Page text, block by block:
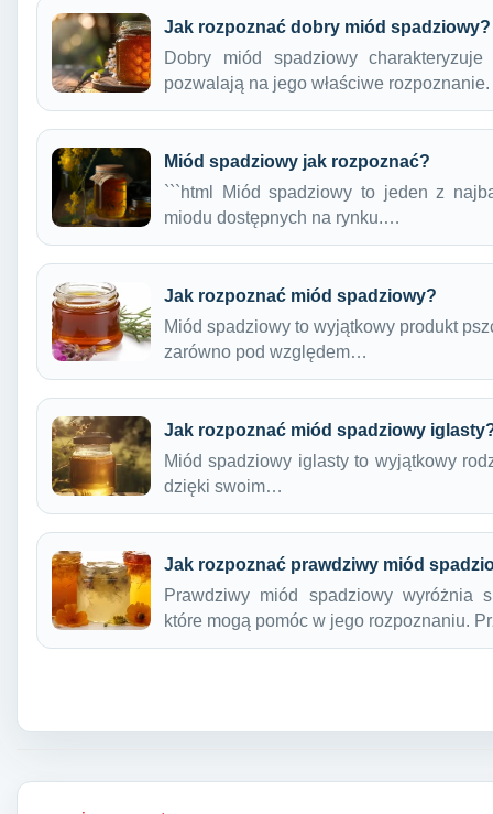
Jak rozpoznać dobry miód spadziowy?
Dobry miód spadziowy
pozwalają na jego właściwe
Miód spadziowy jak rozpoznać?
```html Miód spadziowy to jeden z
miodu dostępnych na rynku.…
Jak rozpoznać miód spadziowy?
Miód spadziowy to wyjątkowy produkt
zarówno pod względem…
Jak rozpoznać miód spadziowy
Miód spadziowy iglasty to wyjątkowy
dzięki swoim…
Jak rozpoznać prawdziwy miód
Prawdziwy miód spadziowy wyróżnia
które mogą pomóc w jego rozpoznaniu.
Nawigacja wpisu